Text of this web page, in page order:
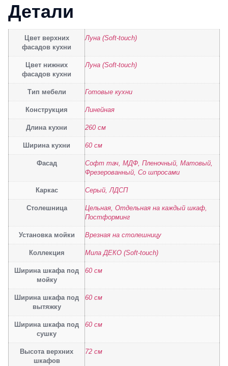
Детали
Цвет верхних
фасадов кухни
Луна (Soft-touch)
Цвет нижних
фасадов кухни
Луна (Soft-touch)
Тип мебели Готовые кухни
Конструкция Линейная
Длина кухни 260 см
Ширина кухни 60 см
Фасад
Софт тач, МДФ, Пленочный, Матовый,
Фрезерованный, Со шпросами
Каркас Серый, ЛДСП
Столешница
Цельная, Отдельная на каждый шкаф,
Постформинг
Установка мойки Врезная на столешницу
Коллекция Мила ДЕКО (Soft-touch)
Ширина шкафа под
мойку
60 см
Ширина шкафа под
вытяжку
60 см
Ширина шкафа под
сушку
60 см
Высота верхних
шкафов
72 см